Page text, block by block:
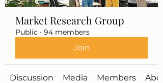
Market Research Group
Public · 94 members
Join
Discussion Media Members